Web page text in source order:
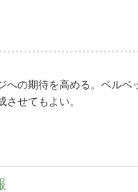
の期待を高める。ベル
せてもよい。